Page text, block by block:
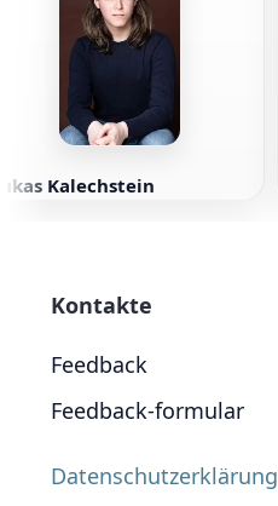
Kalechstein
Kontakte
Feedback
Feedback-formular
Datenschutzerklärung